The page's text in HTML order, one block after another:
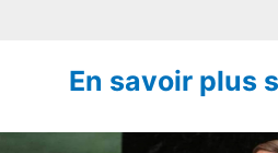
En savoir plus